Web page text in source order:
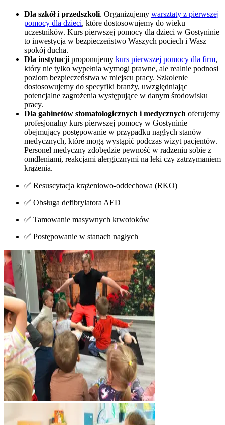
Dla szkół i przedszkoli. Organizujemy warsztaty z pierwszej
pomocy dla dzieci, które dostosowujemy do wieku
uczestników. Kurs pierwszej pomocy dla dzieci w Gostyninie
to inwestycja w bezpieczeństwo Waszych pociech i Wasz
spokój ducha.
Dla instytucji proponujemy kurs pierwszej pomocy dla firm,
który nie tylko wypełnia wymogi prawne, ale realnie podnosi
poziom bezpieczeństwa w miejscu pracy. Szkolenie
dostosowujemy do specyfiki branży, uwzględniając
potencjalne zagrożenia występujące w danym środowisku
pracy.
Dla gabinetów stomatologicznych i medycznych oferujemy
profesjonalny kurs pierwszej pomocy w Gostyninie
obejmujący postępowanie w przypadku nagłych stanów
medycznych, które mogą wystąpić podczas wizyt pacjentów.
Personel medyczny zdobędzie pewność w radzeniu sobie z
omdleniami, reakcjami alergicznymi na leki czy zatrzymaniem
krążenia.
✅ Resuscytacja krążeniowo-oddechowa (RKO)
✅ Obsługa defibrylatora AED
✅ Tamowanie masywnych krwotoków
✅ Postępowanie w stanach nagłych